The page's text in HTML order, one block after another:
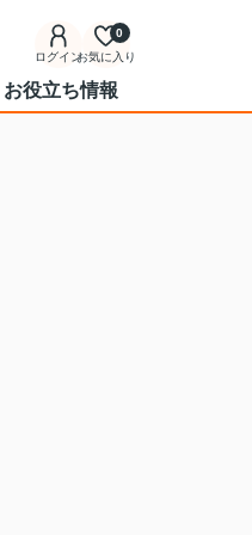
ログインお気に入り
0
お役立ち情報